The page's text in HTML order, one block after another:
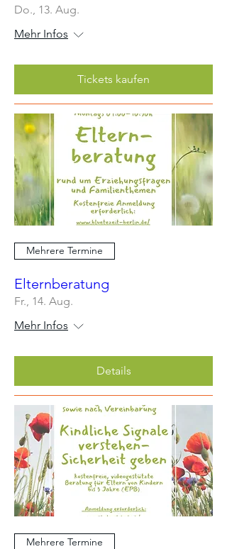
Do., 13. Aug.
Mehr Infos
Tickets kaufen
Mehrere Termine
Elternberatung
Fr., 14. Aug.
Mehr Infos
Details
Mehrere Termine